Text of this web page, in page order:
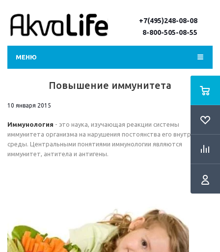
+7(495)248-08-08
8-800-505-08-55
МЕНЮ
Повышение иммунитета
10 января 2015
Иммунология - это наука, изучающая реакции системы
иммунитета организма на нарушения постоянства его внутренней
среды. Центральными понятиями иммунологии являются
иммунитет, антитела и антигены.